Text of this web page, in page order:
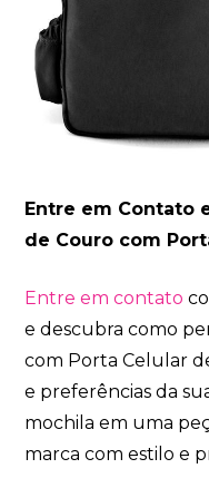
Entre em Contato
de Couro com
Entre em contato
e descubra como
com Porta Celular
e preferências da
mochila em uma
marca com estilo e